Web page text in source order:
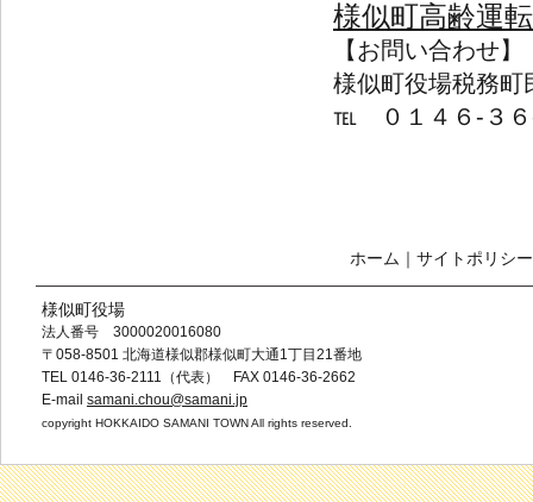
様似町高齢運
【お問い合わせ】
様似町役場税務町
℡ ０１４６-３６
ホーム ｜ サイトポリシー
様似町役場
法人番号 3000020016080
〒058-8501 北海道様似郡様似町大通1丁目21番地
TEL 0146-36-2111（代表） FAX 0146-36-2662
E-mail samani.chou@samani.jp
copyright HOKKAIDO SAMANI TOWN All rights reserved.